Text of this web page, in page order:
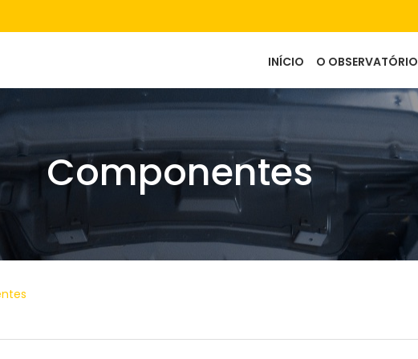
navigation
INÍCIO O OBSERVATÓRIO
Componentes